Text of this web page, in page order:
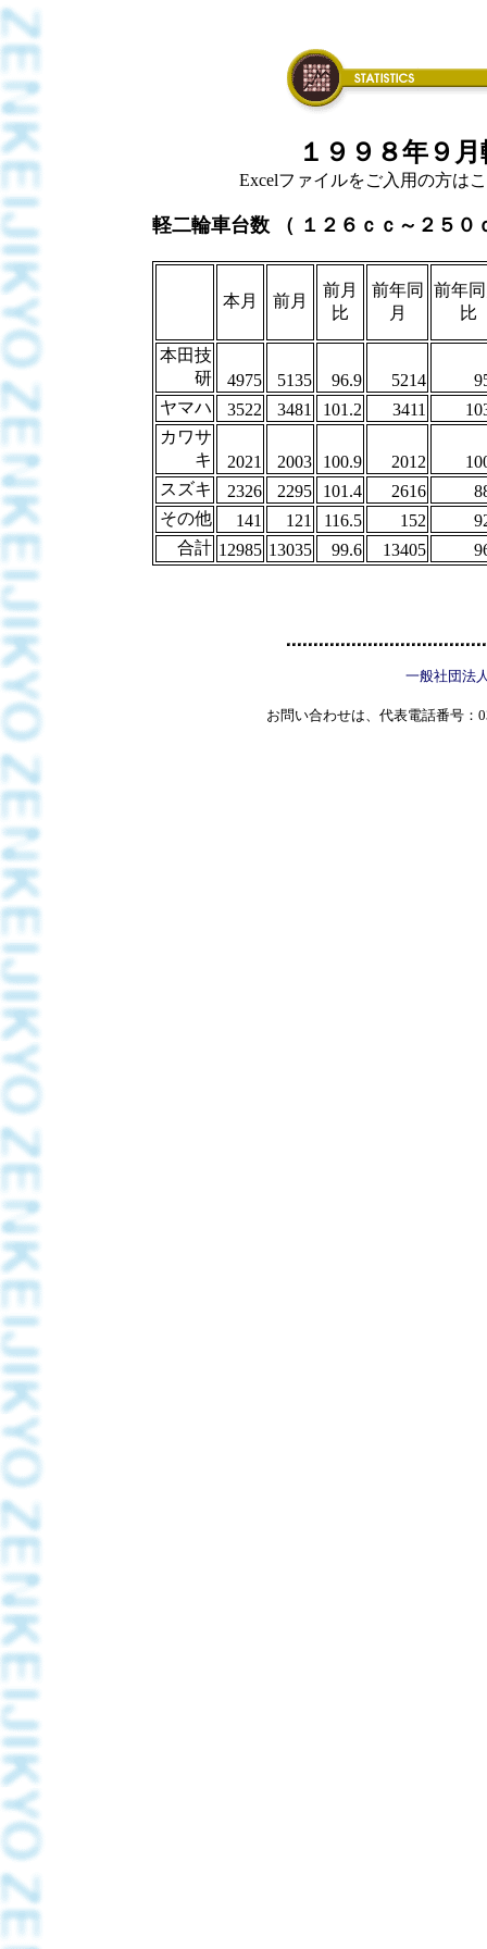
１９９８年９
Excelファイルをご入用の方は
軽二輪車台数 （ １２６ｃｃ～２５０
本月 前月
前月
比
前年同
月
前年
比
本田技
研
4975 5135 96.9 5214
ヤマハ
3522 3481 101.2 3411
カワサ
キ
2021 2003 100.9 2012
スズキ
2326 2295 101.4 2616
その他
141 121 116.5 152
合計 12985 13035 99.6 13405
一般社団法
お問い合わせは、代表電話番号：